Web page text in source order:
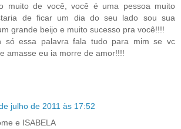
muito de você, você é uma pessoa muito
de ficar um dia do seu lado sou sua
grande beijo e muito sucesso pra você!!!!
só essa palavra fala tudo para mim se vc
amasse eu ia morre de amor!!!!
julho de 2011 às 17:52
e ISABELA